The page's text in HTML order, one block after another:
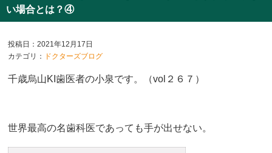
い場合とは？④
投稿日：2021年12月17日
カテゴリ：
ドクターズブログ
千歳烏山KI歯医者の小泉です。（vol２６７）
世界最高の名歯科医であっても手が出せない。